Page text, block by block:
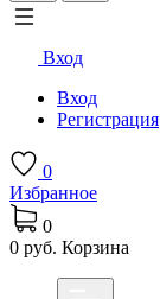
Вход
Вход
Регистрация
0
Избранное
0
0 руб. Корзина